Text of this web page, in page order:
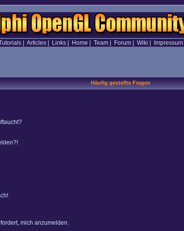
| Articles| Links| Home Team| Forum| Wiki Impressum
Häufig gestellte Fragen
mich anzumelden.